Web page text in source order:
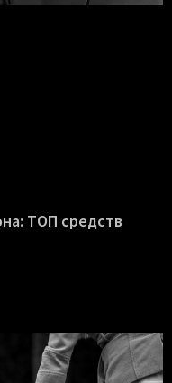
ТОП средств